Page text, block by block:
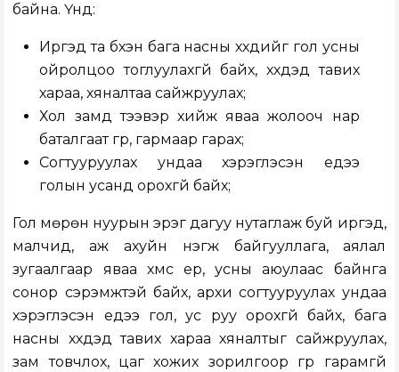
байна. Үүнд:
Иргэд та бүхэн бага насны хүүхдийг гол усны
ойролцоо тоглуулахгүй байх, хүүхдэд тавих
хараа, хяналтаа сайжруулах;
Хол замд тээвэр хийж яваа жолооч нар
баталгаат гүүр, гармаар гарах;
Согтууруулах ундаа хэрэглэсэн үедээ
голын усанд орохгүй байх;
Гол мөрөн нуурын эрэг дагуу нутаглаж буй иргэд,
малчид, аж ахуйн нэгж байгууллага, аялал
зугаалгаар яваа хүмүүс үер, усны аюулаас байнга
сонор сэрэмжтэй байх, архи согтууруулах ундаа
хэрэглэсэн үедээ гол, ус руу орохгүй байх, бага
насны хүүхдэд тавих хараа хяналтыг сайжруулах,
зам товчлох, цаг хожих зорилгоор гүүр гарамгүй